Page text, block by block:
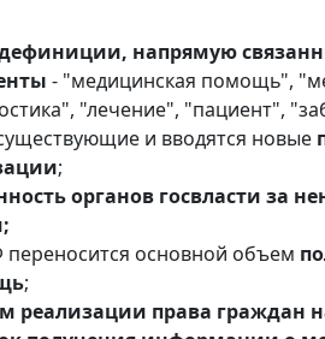
напрямую
- "медицинская помощь",
"лечение", "пациент",
и вводятся новые
;
органов госвласти за
переносится основной объем
;
реализации права граждан